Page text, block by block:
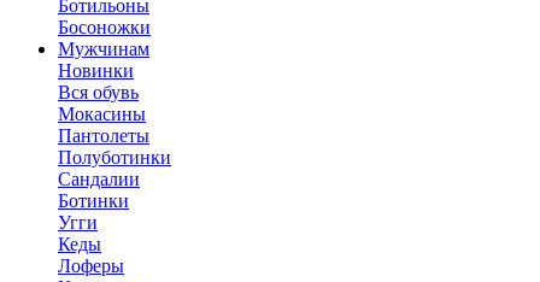
Ботильоны
Босоножки
Мужчинам
Новинки
Вся обувь
Мокасины
Пантолеты
Полуботинки
Сандалии
Ботинки
Угги
Кеды
Лоферы